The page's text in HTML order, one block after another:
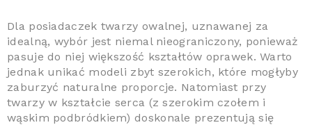
Dla posiadaczek twarzy owalnej, uznawanej za
idealną, wybór jest niemal nieograniczony, ponieważ
pasuje do niej większość kształtów oprawek. Warto
jednak unikać modeli zbyt szerokich, które mogłyby
zaburzyć naturalne proporcje. Natomiast przy
twarzy w kształcie serca (z szerokim czołem i
wąskim podbródkiem) doskonale prezentują się